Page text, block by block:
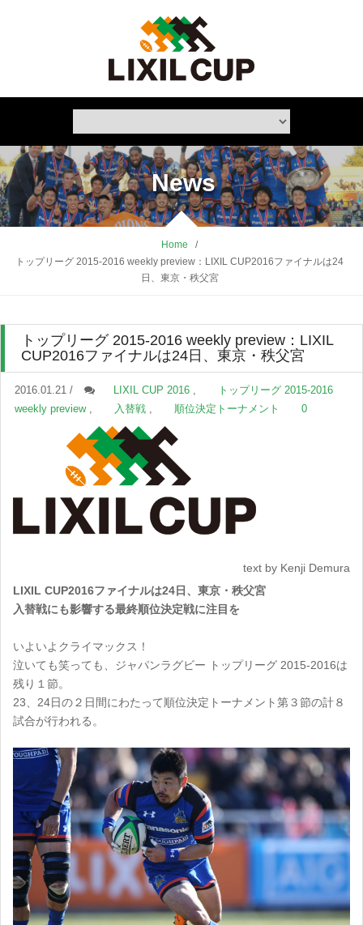
News
Home
/
トップリーグ 2015-2016 weekly preview：LIXIL CUP2016ファイナルは24
日、東京・秩父宮
トップリーグ 2015-2016 weekly preview：LIXIL
CUP2016ファイナルは24日、東京・秩父宮
2016.01.21 / LIXIL CUP 2016 ,
トップリーグ 2015-2016
weekly preview, 入替戦 , 順位決定トーナメント 0
text by Kenji Demura
LIXIL CUP2016ファイナルは24日、東京・秩父宮
入替戦にも影響する最終順位決定戦に注目を
いよいよクライマックス！
泣いても笑っても、ジャパンラグビー トップリーグ 2015-2016は
残り１節。
23、24日の２日間にわたって順位決定トーナメント第３節の計８
試合が行われる。